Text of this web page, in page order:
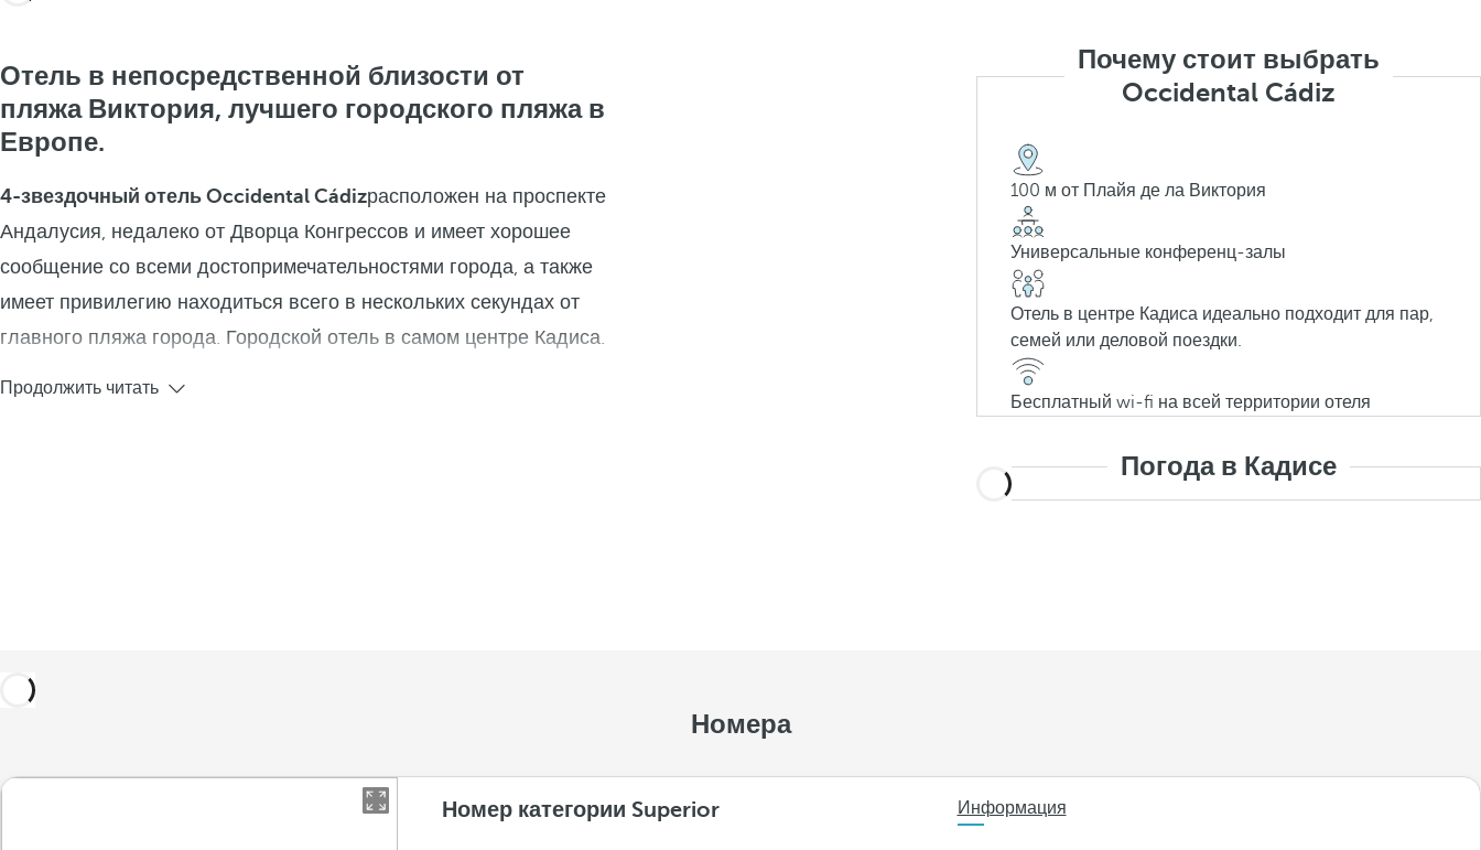
Отель в непосредственной близости от
пляжа Виктория, лучшего городского пляжа в
Европе.
4-звездочный отель Occidental Cádizрасположен на проспекте
Андалусия, недалеко от Дворца Конгрессов и имеет хорошее
сообщение со всеми достопримечательностями города, а также
имеет привилегию находиться всего в нескольких секундах от
главного пляжа города. Городской отель в самом центре Кадиса.
Продолжить читать
Почему стоит выбрать
Occidental Cádiz
100 м от Плайя де ла Виктория
Универсальные конференц-залы
Отель в центре Кадиса идеально подходит для пар,
семей или деловой поездки.
Бесплатный wi-fi на всей территории отеля
Погода в Кадисе
Номера
Номер категории Superior Информация